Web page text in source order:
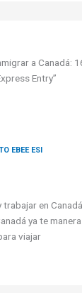
a Canadá:
Entry”
EBEE ESI
en
ya te
viajar